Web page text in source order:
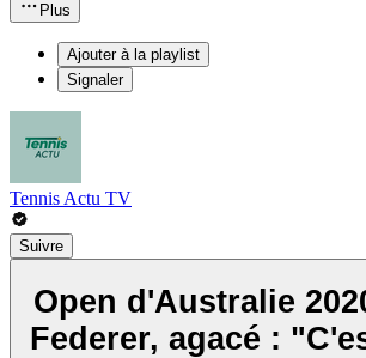
Plus
Ajouter à la playlist
Signaler
Tennis Actu TV
Suivre
Open d'Australie
Federer, agacé :